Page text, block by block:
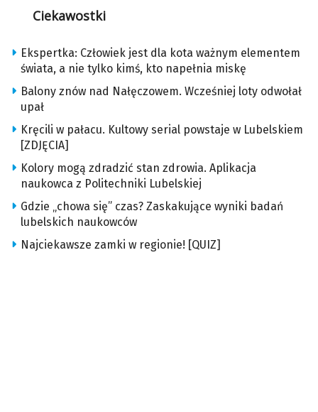
Ciekawostki
Ekspertka: Człowiek jest dla kota ważnym elementem
świata, a nie tylko kimś, kto napełnia miskę
Balony znów nad Nałęczowem. Wcześniej loty odwołał
upał
Kręcili w pałacu. Kultowy serial powstaje w Lubelskiem
[ZDJĘCIA]
Kolory mogą zdradzić stan zdrowia. Aplikacja
naukowca z Politechniki Lubelskiej
Gdzie „chowa się” czas? Zaskakujące wyniki badań
lubelskich naukowców
Najciekawsze zamki w regionie! [QUIZ]